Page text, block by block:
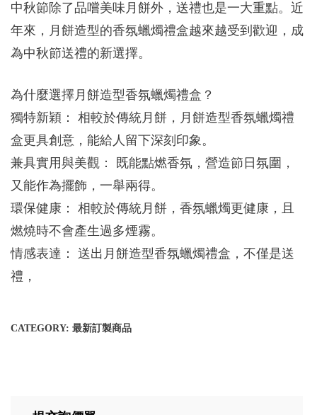
中秋節除了品嚐美味月餅外，送禮也是一大重點。近
年來，月餅造型的香氛蠟燭禮盒越來越受到歡迎，成
為中秋節送禮的新選擇。
為什麼選擇月餅造型香氛蠟燭禮盒？
獨特新穎： 相較於傳統月餅，月餅造型香氛蠟燭禮
盒更具創意，能給人留下深刻印象。
兼具實用與美觀： 既能點燃香氛，營造節日氛圍，
又能作為擺飾，一舉兩得。
環保健康： 相較於傳統月餅，香氛蠟燭更健康，且
燃燒時不會產生過多煙霧。
情感表達： 送出月餅造型香氛蠟燭禮盒，不僅是送
禮，
CATEGORY: 最新訂製商品